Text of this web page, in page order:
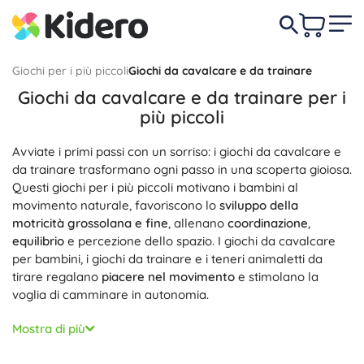
Giochi per i più piccoliGiochi da cavalcare e da trainare
Giochi da cavalcare e da trainare per i
più piccoli
Avviate i primi passi con un sorriso: i giochi da cavalcare e
da trainare trasformano ogni passo in una scoperta gioiosa.
Questi giochi per i più piccoli motivano i bambini al
movimento naturale, favoriscono lo sviluppo della
motricità grossolana e fine, allenano coordinazione,
equilibrio e percezione dello spazio. I giochi da cavalcare
per bambini, i giochi da trainare e i teneri animaletti da
tirare regalano piacere nel movimento e stimolano la
voglia di camminare in autonomia.
La scelta dei materiali e della lavorazione è fondamentale
per le piccole mani: molto apprezzati sono i
Mostra di più